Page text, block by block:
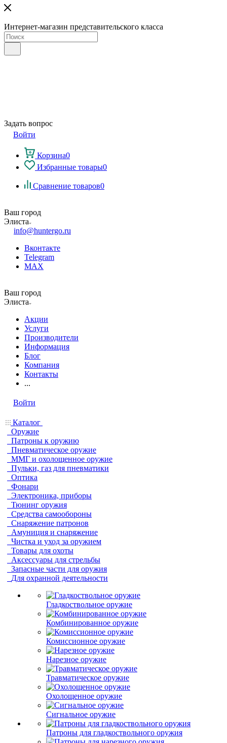
Интернет-магазин представительского класса
Задать вопрос
Войти
Корзина0
Избранные товары0
Сравнение товаров0
Ваш город
Элиста
info@huntergo.ru
Вконтакте
Telegram
MAX
Ваш город
Элиста
Акции
Услуги
Производители
Информация
Блог
Компания
Контакты
...
Войти
Каталог
Оружие
Патроны к оружию
Пневматическое оружие
ММГ и охолощенное оружие
Пульки, газ для пневматики
Оптика
Фонари
Электроника, приборы
Тюнинг оружия
Средства самообороны
Снаряжение патронов
Амуниция и снаряжение
Чистка и уход за оружием
Товары для охоты
Аксессуары для стрельбы
Запасные части для оружия
Для охранной деятельности
Гладкоствольное оружие
Комбинированное оружие
Комиссионное оружие
Нарезное оружие
Травматическое оружие
Охолощенное оружие
Сигнальное оружие
Патроны для гладкоствольного оружия